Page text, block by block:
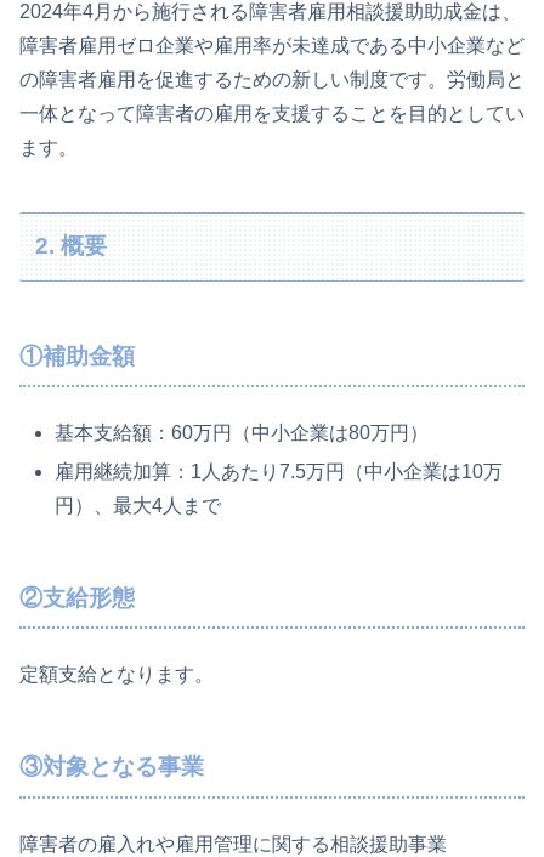
2024年4月から施行される障害者雇用相談援助助成金は、
障害者雇用ゼロ企業や雇用率が未達成である中小企業など
の障害者雇用を促進するための新しい制度です。労働局と
一体となって障害者の雇用を支援することを目的としてい
ます。
2. 概要
①補助金額
基本支給額：60万円（中小企業は80万円）
雇用継続加算：1人あたり7.5万円（中小企業は10万
円）、最大4人まで
②支給形態
定額支給となります。
③対象となる事業
障害者の雇入れや雇用管理に関する相談援助事業